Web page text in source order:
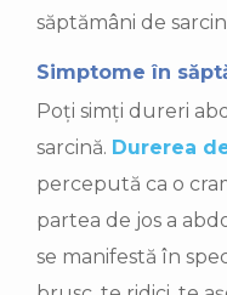
săptămâni de
Simptome în
Poți simți dureri
sarcină. Durerea
percepută ca o
partea de jos a
se manifestă în